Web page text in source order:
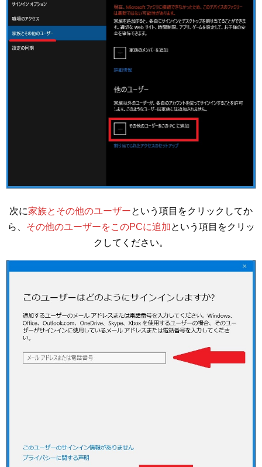
次に家族とその他のユーザーという項目をクリックしてか
ら、 その他のユーザーをこのPCに追加という項目をクリッ
クしてください。